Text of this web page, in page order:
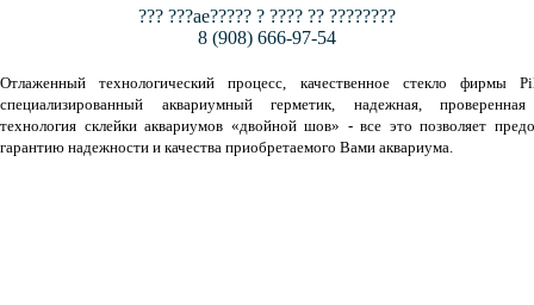
??? ???ae????? ? ???? ?? ????????
8 (908) 666-97-54
Отлаженный технологический процесс, качественное стекло фирмы
специализированный аквариумный герметик, надежная,
технология склейки аквариумов «двойной шов» - все это позволяет
гарантию надежности и качества приобретаемого Вами аквариума.